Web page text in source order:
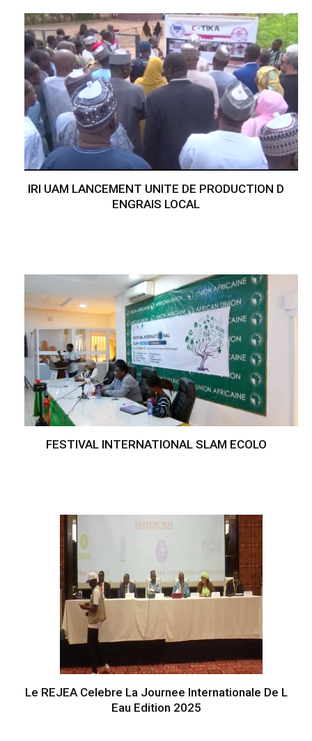
IRI UAM LANCEMENT UNITE DE PRODUCTION D
ENGRAIS LOCAL
FESTIVAL INTERNATIONAL SLAM ECOLO
Le REJEA Celebre La Journee Internationale De L
Eau Edition 2025